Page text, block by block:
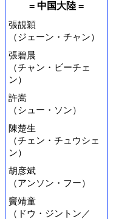
= 中国大陸 =
張靚穎
（ジェーン・チャン）
張碧晨
（チャン・ビーチェ
ン）
許嵩
（シュー・ソン）
陳楚生
（チェン・チュウシェ
ン）
胡彦斌
（アンソン・フー）
竇靖童
（ドウ・ジントン／